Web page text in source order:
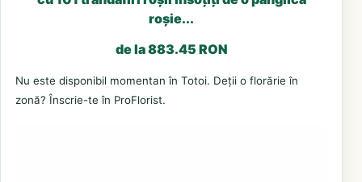
roșie...
de la 883.45 RON
Nu este disponibil momentan în Totoi. Deții o florărie în
zonă? Înscrie-te în ProFlorist.